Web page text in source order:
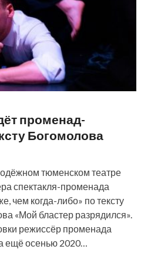
променад-
Богомолова
тюменском театре
спектакля-променада
чем когда-либо» по тексту
«Мой бластер разрядился».
режиссёр променада
ещё осенью 2020…